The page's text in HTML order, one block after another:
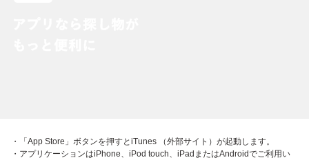
・「App Store」ボタンを押すとiTunes （外部サイト）が起動します。
・アプリケーションはiPhone、iPod touch、iPadまたはAndroidでご利用い